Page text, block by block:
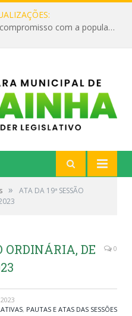
Um símbolo do mandato e do compromisso com a população
»
ATA DA 19ª SESSÃO
ORDINÁRIA, DE
0
, PAUTAS E ATAS DAS SESSÕES